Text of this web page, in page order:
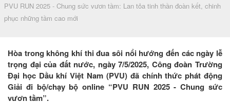
PVU RUN 2025 - Chung sức vươn tầm: Lan tỏa tinh thần đoàn kết, chinh
phục những tầm cao mới
Hòa trong không khí thi đua sôi nổi hướng đến các ngày lễ
trọng đại của đất nước, ngày 7/5/2025, Công đoàn Trường
Đại học Dầu khí Việt Nam (PVU) đã chính thức phát động
Giải đi bộ/chạy bộ online “PVU RUN 2025 - Chung sức
vươn tầm”.